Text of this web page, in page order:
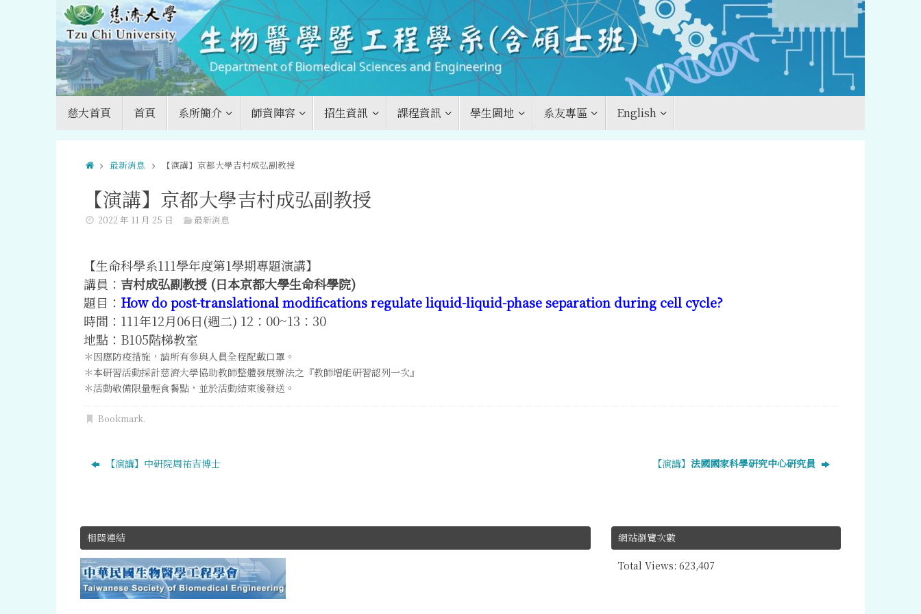
慈大首頁 首頁 系所簡介 師資陣容 招生資訊 課程資訊 學生園地 系友專區 English
Home最新消息 【演講】京都大學吉村成弘副教授
【演講】京都大學吉村成弘副教授
2022 年 11 月 25 日 最新消息
【生命科學系111學年度第1學期專題演講】
講員： 吉村成弘副教授 (日本京都大學生命科學院)
題目： How do post-translational modifications regulate liquid-liquid-phase separation during cell cycle?
時間：111年12月06日(週二) 12：00~13：30
地點：B105階梯教室
＊因應防疫措施，請所有參與人員全程配戴口罩。
＊本研習活動採計慈濟大學協助教師整體發展辦法之『教師增能研習認列一次』
＊活動敬備限量輕食餐點，並於活動結束後發送。
Bookmark.
【演講】中研院周祐吉博士 【演講】 法國國家科學研究中心研究員
相關連結 網站瀏覽次數
Total Views:623,407